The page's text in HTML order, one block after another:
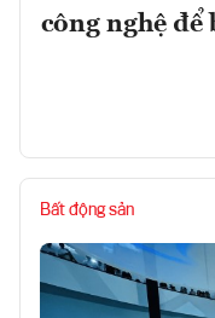
công nghệ để
Bất động sản